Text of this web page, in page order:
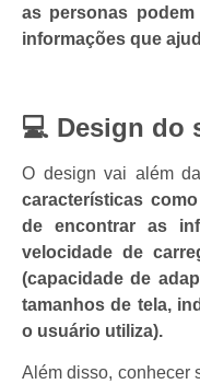
as personas
informações que
💻 Design do
O design vai além
características
de encontrar as
velocidade de
(capacidade de
tamanhos de tela,
o usuário utiliza).
Além disso, conhecer